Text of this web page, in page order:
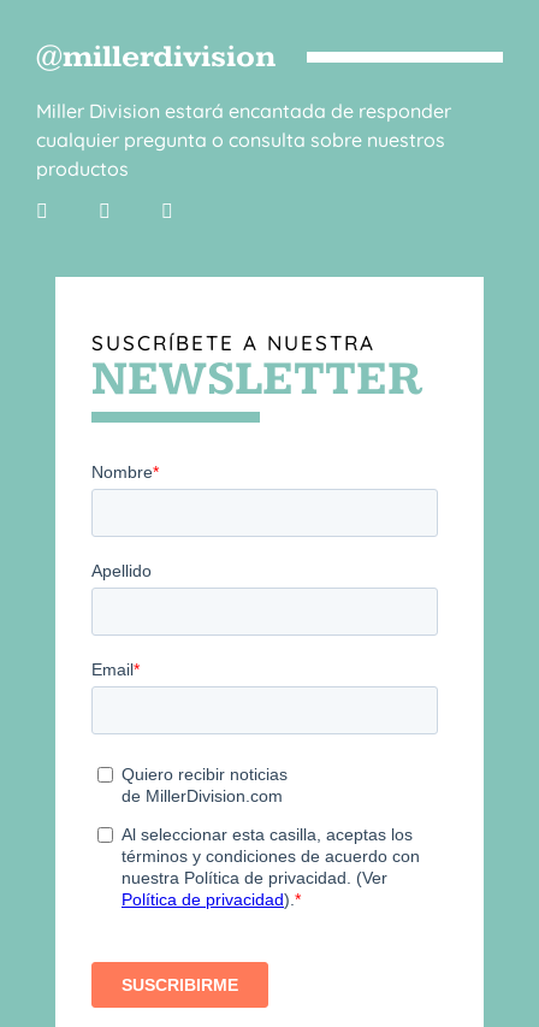
@millerdivision
Miller Division estará encantada de responder
cualquier pregunta o consulta sobre nuestros
productos
SUSCRÍBETE A NUESTRA
NEWSLETTER